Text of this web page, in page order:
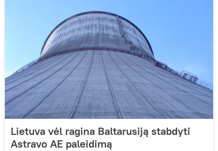
Lietuva vėl ragina Baltarusiją stabdyti
Astravo AE paleidimą